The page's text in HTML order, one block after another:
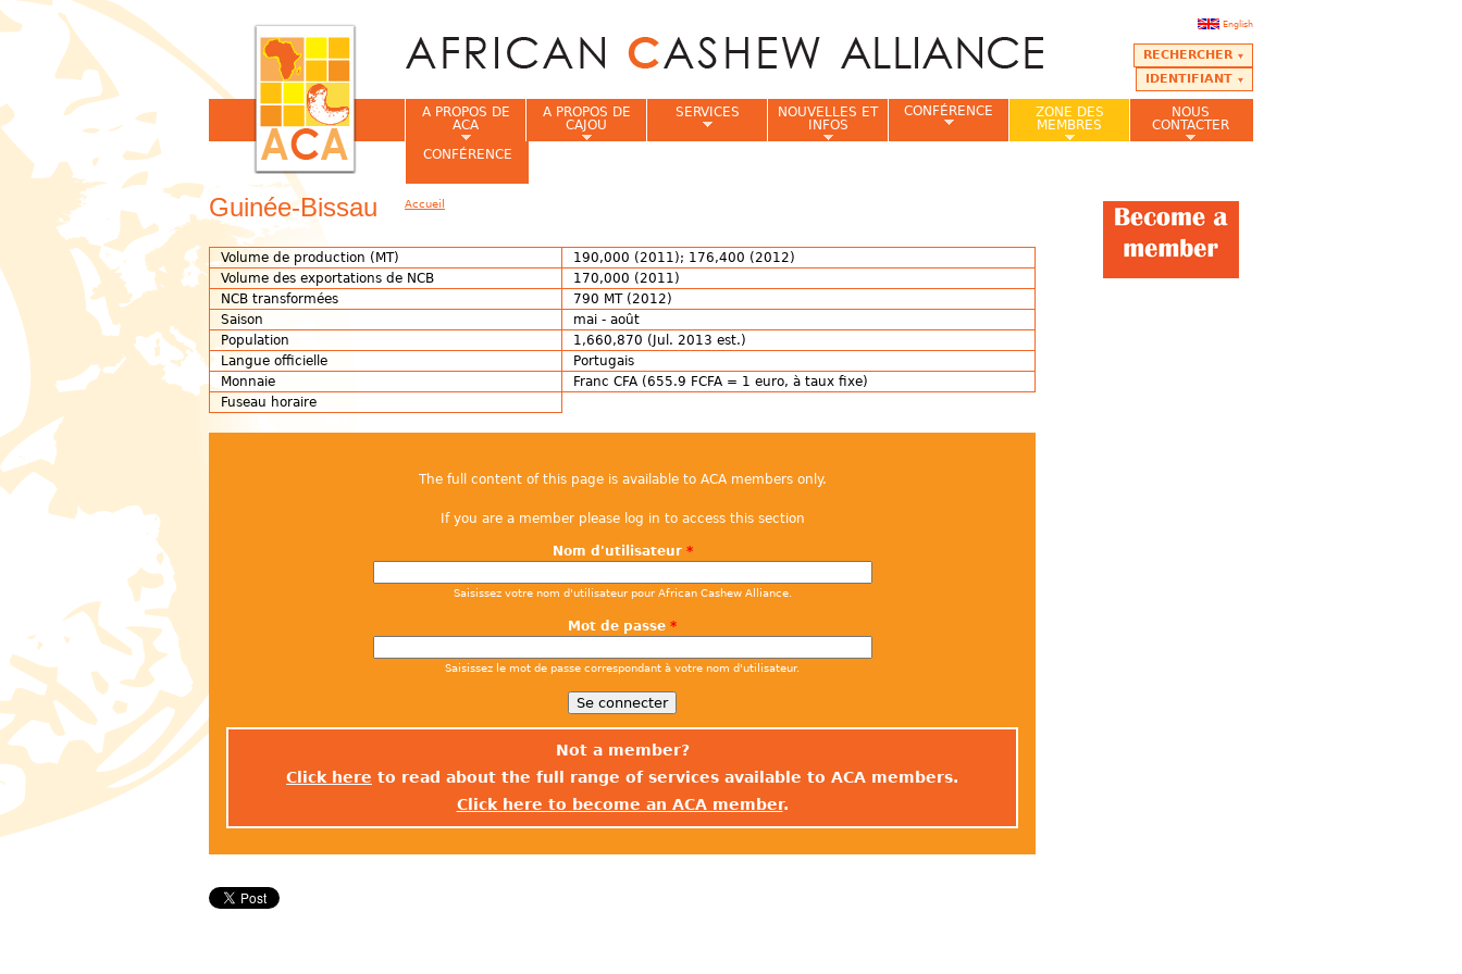
English
RECHERCHER
IDENTIFIANT
Guinée-Bissau
Volume de production (MT)
190,000 (2011); 176,400 (2012)
Volume des exportations de NCB
170,000 (2011)
NCB transformées
790 MT (2012)
Saison
mai - août
Population
1,660,870 (Jul. 2013 est.)
Langue officielle
Portugais
Monnaie
Franc CFA (655.9 FCFA = 1 euro, à taux fixe)
Fuseau horaire
The full content of this page is available to ACA members only.
If you are a member please log in to access this section
Nom d'utilisateur *
Saisissez votre nom d'utilisateur pour African Cashew Alliance.
Mot de passe *
Saisissez le mot de passe correspondant à votre nom d'utilisateur.
Not a member?
Click here to read about the full range of services available to ACA members.
Click here to become an ACA member.
A PROPOS DE
ACA
A PROPOS DE
CAJOU
SERVICES
NOUVELLES ET
INFOS
CONFÉRENCE
ZONE DES
MEMBRES
NOUS
CONTACTER
CONFÉRENCE
Accueil